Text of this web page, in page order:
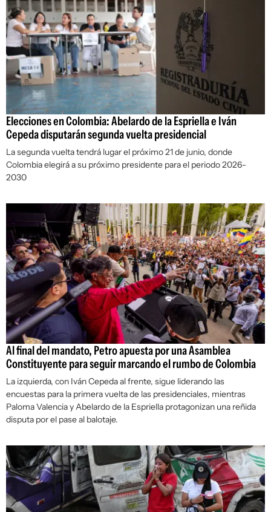
Elecciones en Colombia: Abelardo de la Espriella e Iván
Cepeda disputarán segunda vuelta presidencial
La segunda vuelta tendrá lugar el próximo 21 de junio, donde
Colombia elegirá a su próximo presidente para el periodo 2026-
2030
Al final del mandato, Petro apuesta por una Asamblea
Constituyente para seguir marcando el rumbo de Colombia
La izquierda, con Iván Cepeda al frente, sigue liderando las
encuestas para la primera vuelta de las presidenciales, mientras
Paloma Valencia y Abelardo de la Espriella protagonizan una reñida
disputa por el pase al balotaje.